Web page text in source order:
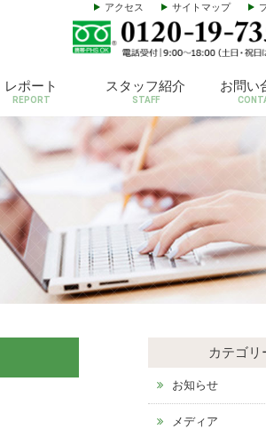
アクセス サイトマップ
レポート
REPORT
スタッフ紹介
STAFF
お問い
カテゴリ
お知らせ
メディア